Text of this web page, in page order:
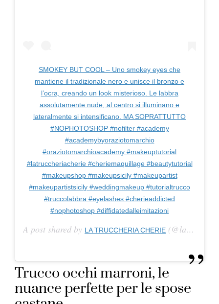
SMOKEY BUT COOL – Uno smokey eyes che
mantiene il tradizionale nero e unisce il bronzo e
l’ocra, creando un look misterioso. Le labbra
assolutamente nude, al centro si illuminano e
lateralmente si intensificano. MA SOPRATTUTTO
#NOPHOTOSHOP #nofilter #academy
#academybyoraziotomarchio
#oraziotomarchioacademy #makeuptutorial
#latruccheriacherie #cheriemaquillage #beautytutorial
#makeupshop #makeupsicily #makeupartist
#makeupartistsicily #weddingmakeup #tutorialtrucco
#truccolabbra #eyelashes #cherieaddicted
#nophotoshop #diffidatedalleimitazioni
A post shared by LA TRUCCHERIA CHERIE (@latruccheriacherie) on
Trucco occhi marroni, le
nuance perfette per le spose